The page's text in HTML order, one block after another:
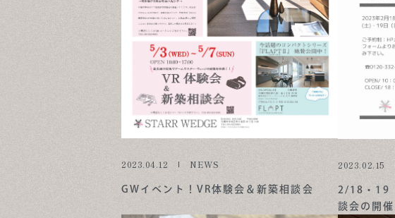
2023.04.12 NEWS
GWイベント！VR体験会＆新築相談会
2023.02.15
2/18・19
談会の開催